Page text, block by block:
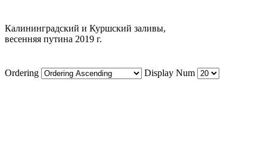
Калининградский и Куршский заливы,
весенняя путина 2019 г.
Ordering Display Num